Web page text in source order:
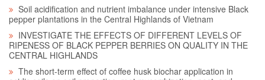
Soil acidification and nutrient imbalance under intensive Black
pepper plantations in the Central Highlands of Vietnam
INVESTIGATE THE EFFECTS OF DIFFERENT LEVELS OF
RIPENESS OF BLACK PEPPER BERRIES ON QUALITY IN THE
CENTRAL HIGHLANDS
The short-term effect of coffee husk biochar application in